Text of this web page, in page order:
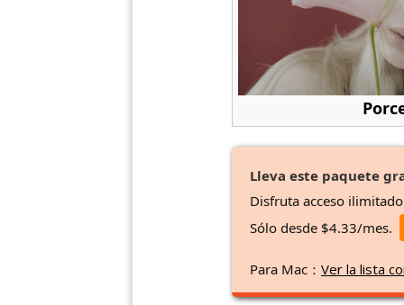
Lleva este paquete
Disfruta acceso
Sólo desde $4.33/mes.
Para Mac： Ver la lista